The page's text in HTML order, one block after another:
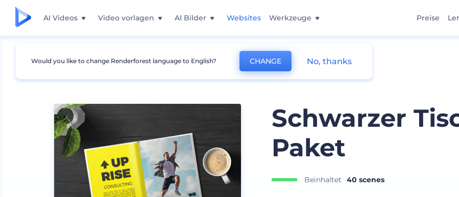
AI Videos Video vorlagen AI Bilder Websites Werkzeuge Preise
Mockups Geräte Desktop Mockup
Schwarzer
Paket
Beinhaltet 40 scenes
Would you like to change Renderforest language to English? CHANGE No, thanks